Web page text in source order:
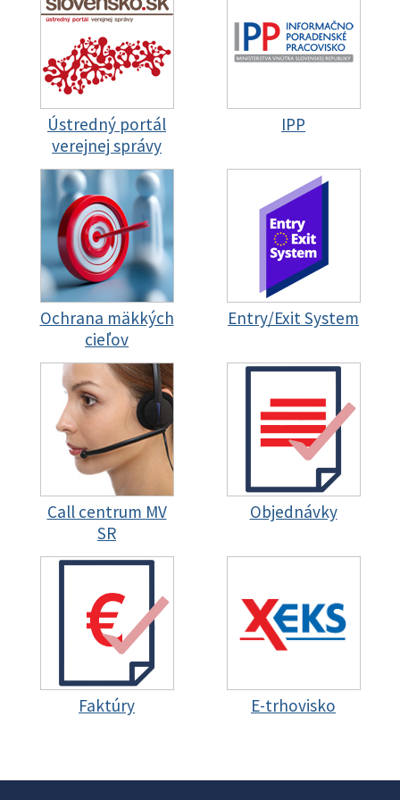
Ústredný portál
verejnej správy
IPP
Ochrana mäkkých
cieľov
Entry/Exit System
Call centrum MV
SR
Objednávky
Faktúry E-trhovisko